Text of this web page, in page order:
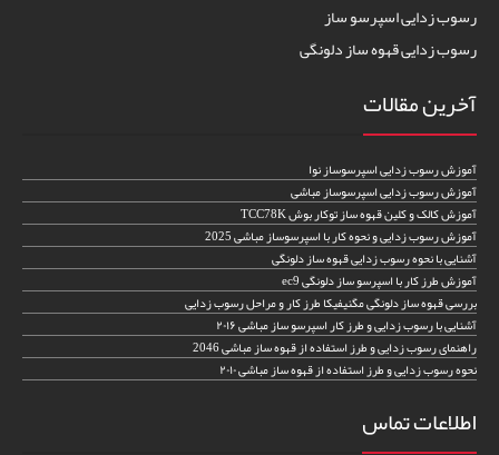
رسوب زدایی اسپرسو ساز
رسوب زدایی قهوه ساز دلونگی
آخرین مقالات
آموزش رسوب زدایی اسپرسوساز نوا
آموزش رسوب زدایی اسپرسوساز مباشی
آموزش کالک و کلین قهوه ساز توکار بوش TCC78K
آموزش رسوب زدایی و نحوه کار با اسپرسوساز مباشی 2025
آشنایی با نحوه رسوب زدایی قهوه ساز دلونگی
آموزش طرز کار با اسپرسو ساز دلونگی ec9
بررسی قهوه ساز دلونگی مگنیفیکا طرز کار و مراحل رسوب زدایی
آشنایی با رسوب زدایی و طرز کار اسپرسو ساز مباشی ۲۰۱۶
راهنمای رسوب زدایی و طرز استفاده از قهوه ساز مباشی 2046
نحوه رسوب زدایی و طرز استفاده از قهوه ساز مباشی ۲۰۱۰
اطلاعات تماس